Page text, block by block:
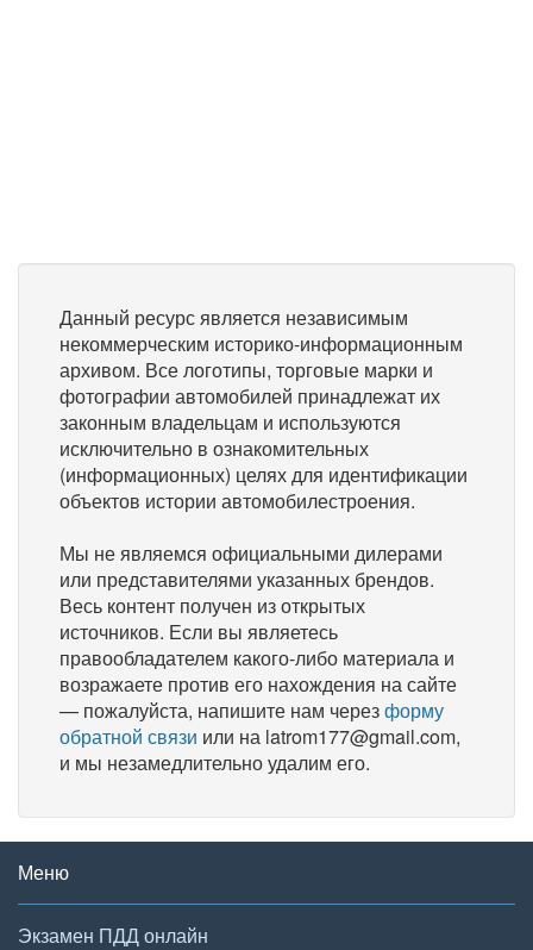
Данный ресурс является независимым
некоммерческим историко-информационным
архивом. Все логотипы, торговые марки и
фотографии автомобилей принадлежат их
законным владельцам и используются
исключительно в ознакомительных
(информационных) целях для идентификации
объектов истории автомобилестроения.
Мы не являемся официальными дилерами
или представителями указанных брендов.
Весь контент получен из открытых
источников. Если вы являетесь
правообладателем какого-либо материала и
возражаете против его нахождения на сайте
— пожалуйста, напишите нам черезформу
обратной связи или на latrom177@gmail.com,
и мы незамедлительно удалим его.
Меню
Экзамен ПДД онлайн